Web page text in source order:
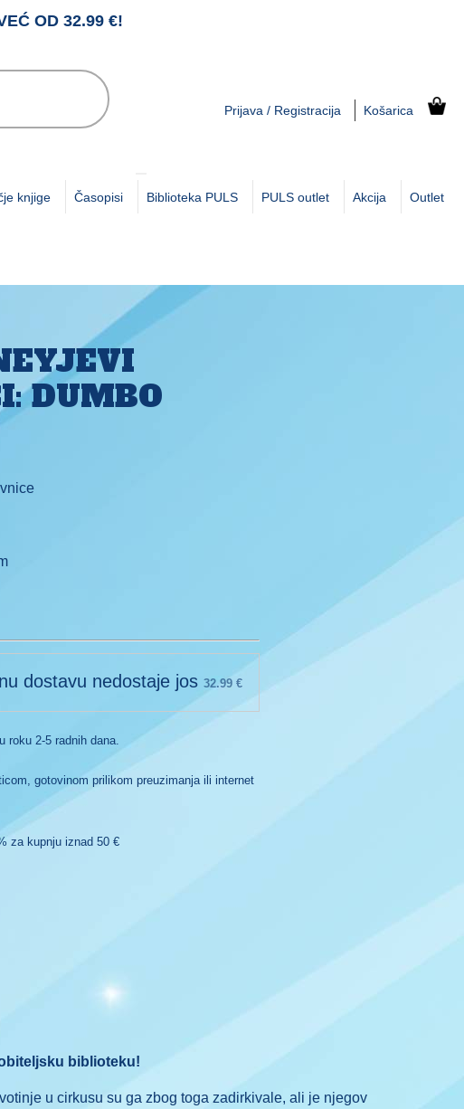
OD 32.99 €!
knjige Časopisi Biblioteka PULS PULS outlet Akcija Outlet
Prijava / Registracija Košarica
DUMBO
dostavu nedostaje jos 32.99 €
roku 2-5 radnih dana.
gotovinom prilikom preuzimanja ili internet
za kupnju iznad 50 €
biblioteku!
u cirkusu su ga zbog toga zadirkivale, ali je njegov